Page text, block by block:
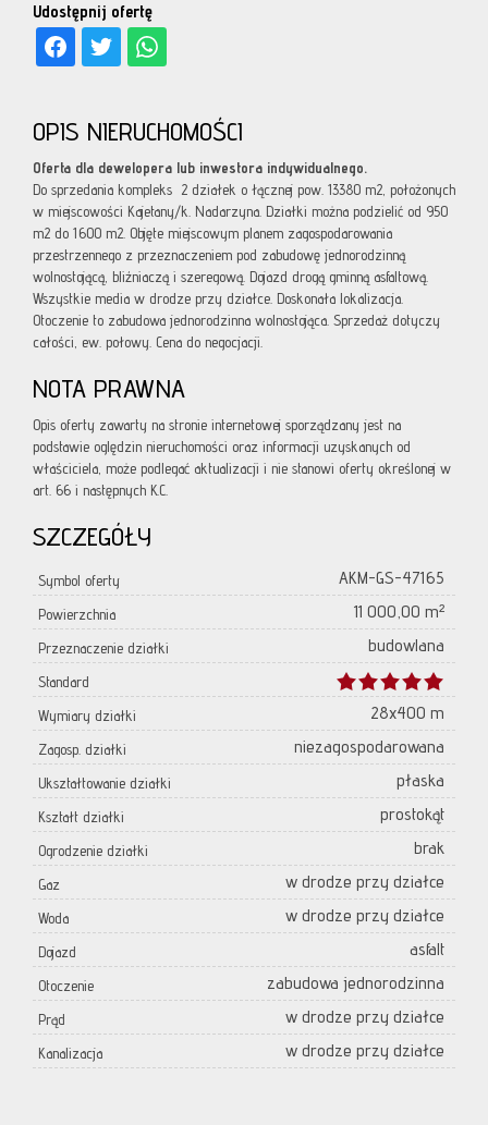
Udostępnij ofertę
OPIS NIERUCHOMOŚCI
Oferta dla dewelopera lub inwestora indywidualnego.
Do sprzedania kompleks 2 działek o łącznej pow. 13380 m2, położonych
w miejscowości Kajetany/k. Nadarzyna. Działki można podzielić od 950
m2 do 1600 m2. Objęte miejscowym planem zagospodarowania
przestrzennego z przeznaczeniem pod zabudowę jednorodzinną
wolnostojącą, bliźniaczą i szeregową. Dojazd drogą gminną asfaltową.
Wszystkie media w drodze przy działce. Doskonała lokalizacja.
Otoczenie to zabudowa jednorodzinna wolnostojąca. Sprzedaż dotyczy
całości, ew. połowy. Cena do negocjacji.
NOTA PRAWNA
Opis oferty zawarty na stronie internetowej sporządzany jest na
podstawie oględzin nieruchomości oraz informacji uzyskanych od
właściciela, może podlegać aktualizacji i nie stanowi oferty określonej w
art. 66 i następnych K.C.
SZCZEGÓŁY
Symbol oferty AKM-GS-47165
Powierzchnia 11 000,00 m²
Przeznaczenie działki budowlana
Standard
Wymiary działki
28x400 m
Zagosp. działki niezagospodarowana
Ukształtowanie działki płaska
Kształt działki prostokąt
Ogrodzenie działki brak
Gaz w drodze przy działce
Woda w drodze przy działce
Dojazd asfalt
Otoczenie zabudowa jednorodzinna
Prąd w drodze przy działce
Kanalizacja w drodze przy działce